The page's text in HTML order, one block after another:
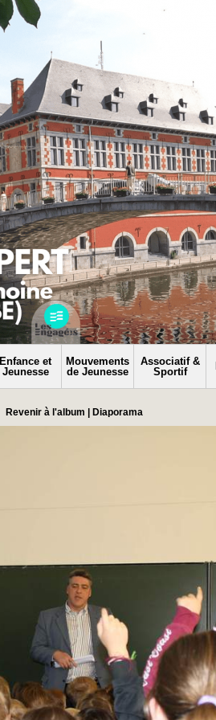
Enfance et
Jeunesse
Mouvements
de Jeunesse
Associatif &
Sportif
Revenir à l'album Diaporama